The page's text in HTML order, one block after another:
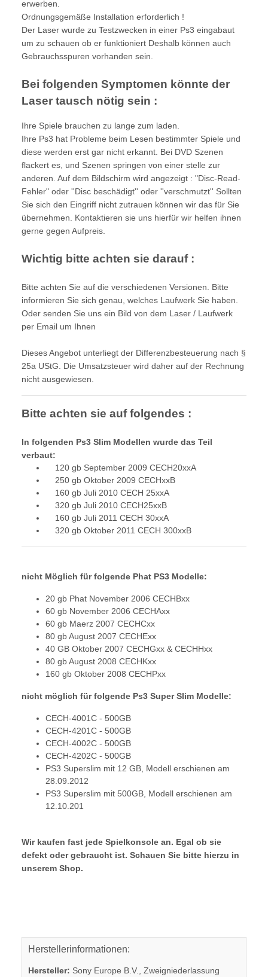
erwerben.
Ordnungsgemäße Installation erforderlich !
Der Laser wurde zu Testzwecken in einer Ps3 eingabaut
um zu schauen ob er funktioniert Deshalb können auch
Gebrauchsspuren vorhanden sein.
Bei folgenden Symptomen könnte der
Laser tausch nötig sein :
Ihre Spiele brauchen zu lange zum laden.
Ihre Ps3 hat Probleme beim Lesen bestimmter Spiele und
diese werden erst gar nicht erkannt. Bei DVD Szenen
flackert es, und Szenen springen von einer stelle zur
anderen. Auf dem Bildschirm wird angezeigt : "Disc-Read-
Fehler" oder ''Disc beschädigt'' oder ''verschmutzt'' Sollten
Sie sich den Eingriff nicht zutrauen können wir das für Sie
übernehmen. Kontaktieren sie uns hierfür wir helfen ihnen
gerne gegen Aufpreis.
Wichtig bitte achten sie darauf :
Bitte achten Sie auf die verschiedenen Versionen. Bitte
informieren Sie sich genau, welches Laufwerk Sie haben.
Oder senden Sie uns ein Bild von dem Laser / Laufwerk
per Email um Ihnen
Dieses Angebot unterliegt der Differenzbesteuerung nach §
25a UStG. Die Umsatzsteuer wird daher auf der Rechnung
nicht ausgewiesen.
Bitte achten sie auf folgendes :
In folgenden Ps3 Slim Modellen wurde das Teil
verbaut:
120 gb September 2009 CECH20xxA
250 gb Oktober 2009 CECHxxB
160 gb Juli 2010 CECH 25xxA
320 gb Juli 2010 CECH25xxB
160 gb Juli 2011 CECH 30xxA
320 gb Oktober 2011 CECH 300xxB
nicht Möglich für folgende Phat PS3 Modelle:
20 gb Phat November 2006 CECHBxx
60 gb November 2006 CECHAxx
60 gb Maerz 2007 CECHCxx
80 gb August 2007 CECHExx
40 GB Oktober 2007 CECHGxx & CECHHxx
80 gb August 2008 CECHKxx
160 gb Oktober 2008 CECHPxx
nicht möglich für folgende Ps3 Super Slim Modelle:
CECH-4001C - 500GB
CECH-4201C - 500GB
CECH-4002C - 500GB
CECH-4202C - 500GB
PS3 Superslim mit 12 GB, Modell erschienen am
28.09.2012
PS3 Superslim mit 500GB, Modell erschienen am
12.10.201
Wir kaufen fast jede Spielkonsole an. Egal ob sie
defekt oder gebraucht ist. Schauen Sie bitte hierzu in
unserem Shop.
Herstellerinformationen:
Hersteller: Sony Europe B.V., Zweigniederlassung